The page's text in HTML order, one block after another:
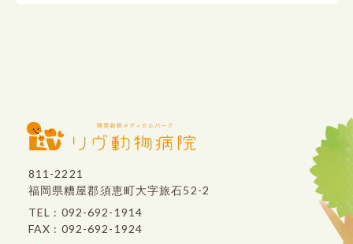
811-2221
福岡県糟屋郡須恵町大字旅石52-2
TEL : 092-692-1914
FAX : 092-692-1924